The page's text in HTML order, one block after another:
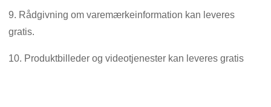
9. Rådgivning om varemærkeinformation kan leveres
gratis.
10. Produktbilleder og videotjenester kan leveres gratis